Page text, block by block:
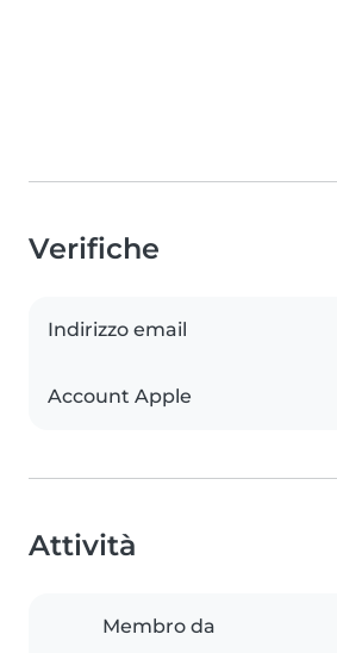
Verifiche
Indirizzo email
Account Apple
Attività
Membro da